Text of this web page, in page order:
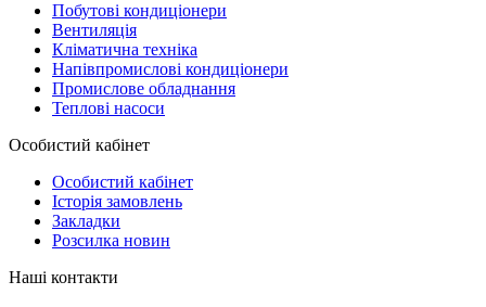
Побутові кондиціонери
Вентиляція
Кліматична техніка
Напівпромислові кондиціонери
Промислове обладнання
Теплові насоси
Особистий кабінет
Особистий кабінет
Історія замовлень
Закладки
Розсилка новин
Наші контакти